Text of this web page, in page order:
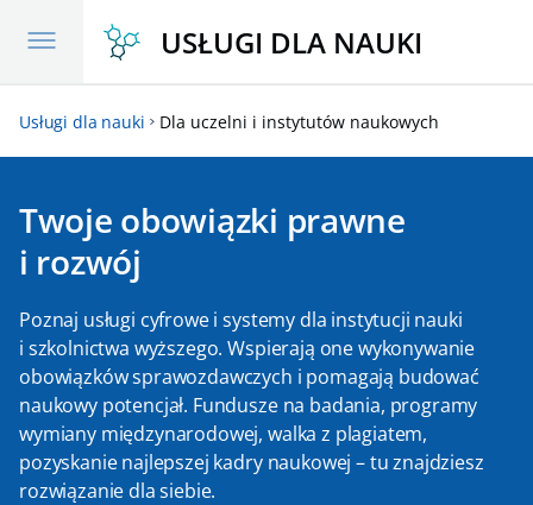
USŁUGI DLA NAUKI
Usługi dla nauki Dla uczelni i instytutów naukowych
Twoje obowiązki prawne
i rozwój
Poznaj usługi cyfrowe i systemy dla instytucji nauki
i szkolnictwa wyższego. Wspierają one wykonywanie
obowiązków sprawozdawczych i pomagają budować
naukowy potencjał. Fundusze na badania, programy
wymiany międzynarodowej, walka z plagiatem,
pozyskanie najlepszej kadry naukowej – tu znajdziesz
rozwiązanie dla siebie.